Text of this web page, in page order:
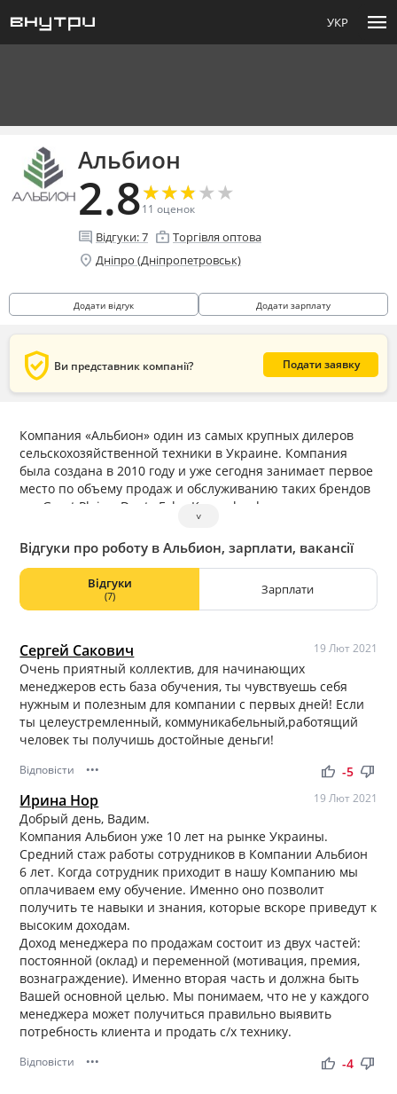
УКР menu
Альбион
2.8★
★★
★★
★★
★★
★
11 оценок
comment Відгуки:7 enterprise Торгівля оптова
location_on Дніпро (Дніпропетровськ)
Додати відгук Додати зарплату
verified_user Ви представник компанії? Подати заявку
Компания «Альбион» один из самых крупных дилеров
сельскохозяйственной техники в Украине. Компания
была создана в 2010 году и уже сегодня занимает первое
место по объему продаж и обслуживанию таких брендов
как Great Plains, Deutz Fahr, Kverneland.
˅
Відгуки про роботу в Альбион, зарплати, вакансії
Відгуки
(7) Зарплати
Сергей Сакович 19 Лют 2021
Очень приятный коллектив, для начинающих
менеджеров есть база обучения, ты чувствуешь себя
нужным и полезным для компании с первых дней! Если
ты целеустремленный, коммуникабельный,работящий
человек ты получишь достойные деньги!
Відповісти ••• thumb_up thumb_down
-5
Ирина Нор 19 Лют 2021
Добрый день, Вадим.
Компания Альбион уже 10 лет на рынке Украины.
Средний стаж работы сотрудников в Компании Альбион
6 лет. Когда сотрудник приходит в нашу Компанию мы
оплачиваем ему обучение. Именно оно позволит
получить те навыки и знания, которые вскоре приведут к
высоким доходам.
Доход менеджера по продажам состоит из двух частей:
постоянной (оклад) и переменной (мотивация, премия,
вознаграждение). Именно вторая часть и должна быть
Вашей основной целью. Мы понимаем, что не у каждого
менеджера может получиться правильно выявить
потребность клиента и продать с/х технику.
Відповісти ••• thumb_up thumb_down
-4